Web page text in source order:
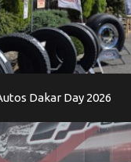
Dakar Day 2026